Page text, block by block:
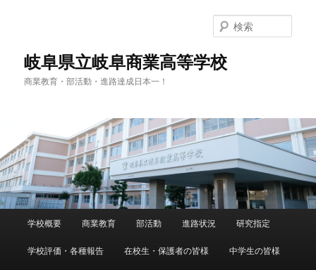
岐阜県立岐阜商業高等学校
商業教育・部活動・進路達成日本一！
索
メ
イ
学校概要 商業教育 部活動 進路状況 研究指定
学校評価・各種報告 在校生・保護者の皆様 中学生の皆様